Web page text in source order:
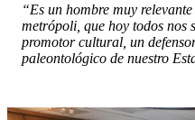
“Es un hombre muy
metrópoli, que hoy todos nos
promotor cultural, un
paleontológico de nuestro